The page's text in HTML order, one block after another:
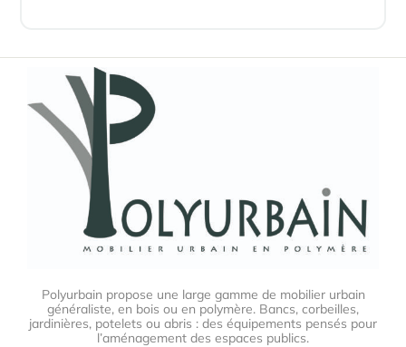
Polyurbain propose une large gamme de mobilier urbain
généraliste, en bois ou en polymère. Bancs, corbeilles,
jardinières, potelets ou abris : des équipements pensés pour
l’aménagement des espaces publics.